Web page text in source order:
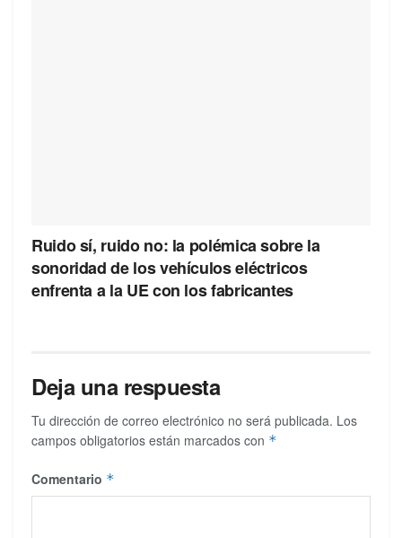
Ruido sí, ruido no: la polémica sobre la
sonoridad de los vehículos eléctricos
enfrenta a la UE con los fabricantes
Deja una respuesta
Tu dirección de correo electrónico no será publicada. Los
campos obligatorios están marcados con *
Comentario *